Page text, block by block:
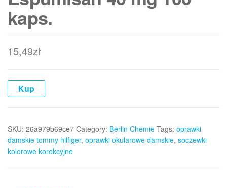
kaps.
15,49zł
Kup
SKU: 26a979b69ce7 Category: Berlin Chemie Tags: oprawki
damskie tommy hilfiger, oprawki okularowe damskie, soczewki
kolorowe korekcyjne